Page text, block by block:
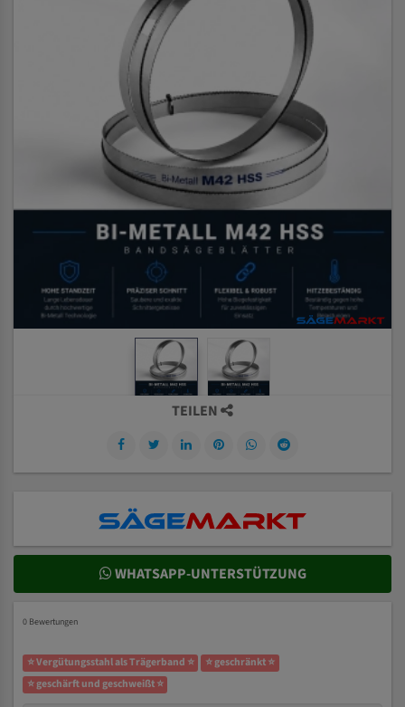
TEILEN
WHATSAPP-UNTERSTÜTZUNG
0 Bewertungen
⭐ Vergütungsstahl als Trägerband ⭐
⭐ geschränkt ⭐
⭐ geschärft und geschweißt ⭐